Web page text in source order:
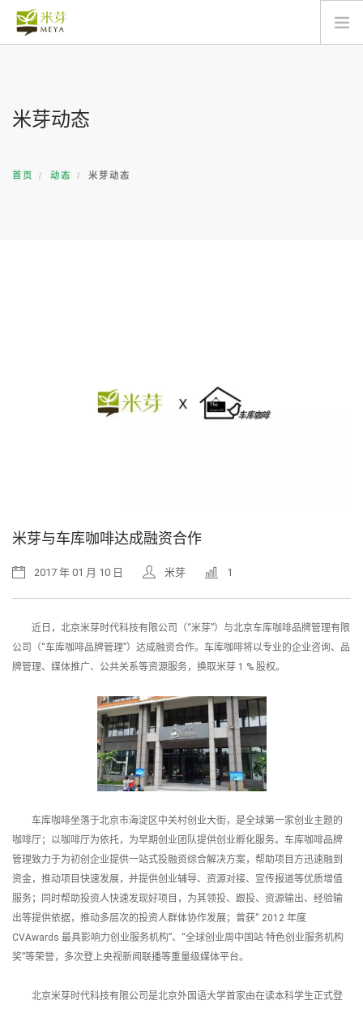
产品
商城
米芽动态
首页 动态 米芽动态
米芽与车库咖啡达成融资合作
2017 年 01 月 10 日 米芽 1
近日，北京米芽时代科技有限公司（“米芽”）与北京车库咖啡品牌管理有限
公司（“车库咖啡品牌管理”）达成融资合作。车库咖啡将以专业的企业咨询、品
牌管理、媒体推广、公共关系等资源服务，换取米芽 1 % 股权。
车库咖啡坐落于北京市海淀区中关村创业大街，是全球第一家创业主题的
咖啡厅；以咖啡厅为依托，为早期创业团队提供创业孵化服务。车库咖啡品牌
管理致力于为初创企业提供一站式投融资综合解决方案，帮助项目方迅速融到
资金，推动项目快速发展，并提供创业辅导、资源对接、宣传报道等优质增值
服务；同时帮助投资人快速发现好项目，为其领投、跟投、资源输出、经验输
出等提供依据，推动多层次的投资人群体协作发展；曾获“ 2012 年度
CVAwards 最具影响力创业服务机构”、“全球创业周中国站·特色创业服务机构
奖”等荣誉，多次登上央视新闻联播等重量级媒体平台。
北京米芽时代科技有限公司是北京外国语大学首家由在读本科学生正式登